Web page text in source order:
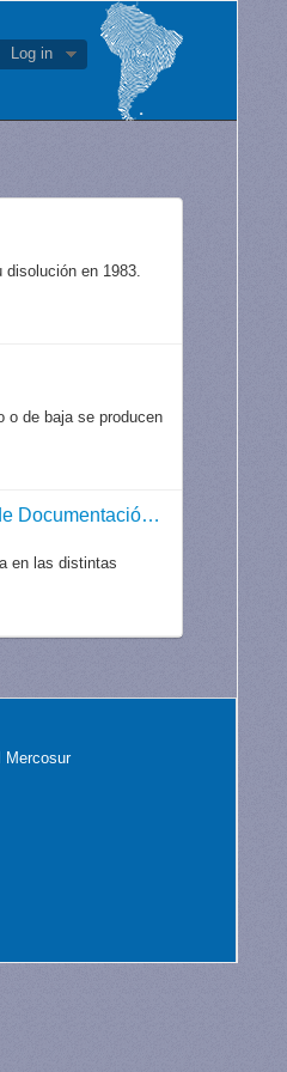
Log in
en 1983.
o de baja se producen
Dirección de Inteligencia de la Policía de la Provincia de Buenos Aires (DIPPBA), División Central de Documentación, Registro y Archivo
en las distintas
Mercosur